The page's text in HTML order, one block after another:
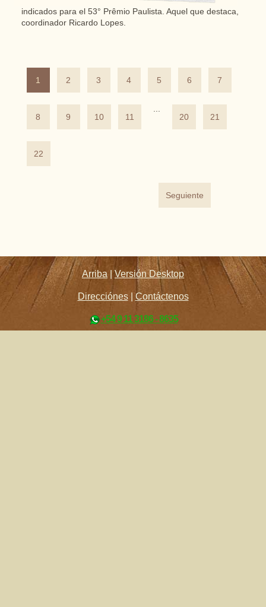
indicados para el 53° Prêmio Paulista. Aquel que destaca,
coordinador Ricardo Lopes.
1 2 3 4 5 6 7
8 9 10 11
...
20
21
22
Seguiente
Arriba |Versión Desktop
Direcciónes| Contáctenos
+54 9 11 3186 - 8635